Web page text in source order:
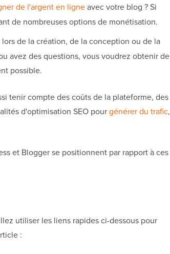
de l'argent en ligneavec votre blog ? Si
de nombreuses options de monétisation.
de la création, de la conception ou de la
avez des questions, vous voudrez obtenir de
possible.
tenir compte des coûts de la plateforme, des
d'optimisation SEO pourgénérer du trafic,
et Blogger se positionnent par rapport à ces
utiliser les liens rapides ci-dessous pour
: